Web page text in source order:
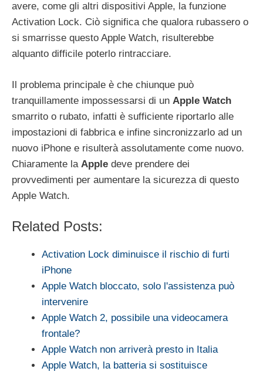
avere, come gli altri dispositivi Apple, la funzione
Activation Lock. Ciò significa che qualora rubassero o
si smarrisse questo Apple Watch, risulterebbe
alquanto difficile poterlo rintracciare.
Il problema principale è che chiunque può
tranquillamente impossessarsi di un Apple Watch
smarrito o rubato, infatti è sufficiente riportarlo alle
impostazioni di fabbrica e infine sincronizzarlo ad un
nuovo iPhone e risulterà assolutamente come nuovo.
Chiaramente la Apple deve prendere dei
provvedimenti per aumentare la sicurezza di questo
Apple Watch.
Related Posts:
Activation Lock diminuisce il rischio di furti
iPhone
Apple Watch bloccato, solo l'assistenza può
intervenire
Apple Watch 2, possibile una videocamera
frontale?
Apple Watch non arriverà presto in Italia
Apple Watch, la batteria si sostituisce